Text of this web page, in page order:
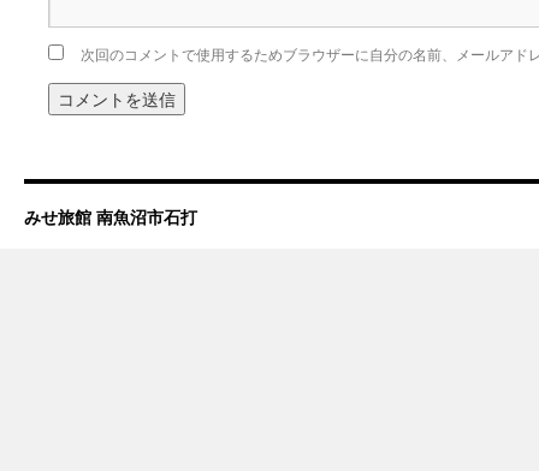
次回のコメントで使用するためブラウザーに自分の名前、メールアド
みせ旅館 南魚沼市石打